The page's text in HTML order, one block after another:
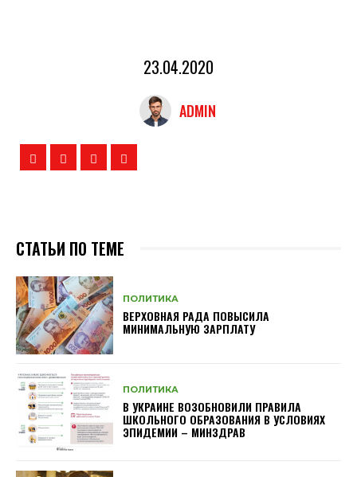
23.04.2020
ADMIN
СТАТЬИ ПО ТЕМЕ
ПОЛИТИКА
ВЕРХОВНАЯ РАДА ПОВЫСИЛА
МИНИМАЛЬНУЮ ЗАРПЛАТУ
ПОЛИТИКА
В УКРАИНЕ ВОЗОБНОВИЛИ ПРАВИЛА
ШКОЛЬНОГО ОБРАЗОВАНИЯ В УСЛОВИЯХ
ЭПИДЕМИИ – МИНЗДРАВ